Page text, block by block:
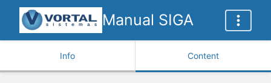
Manual SIGA
Info Content